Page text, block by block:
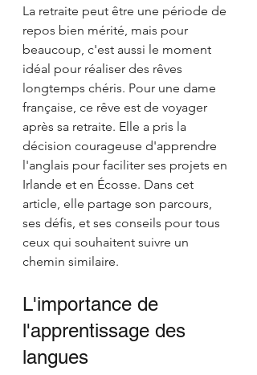
La retraite peut être une période de
repos bien mérité, mais pour
beaucoup, c'est aussi le moment
idéal pour réaliser des rêves
longtemps chéris. Pour une dame
française, ce rêve est de voyager
après sa retraite. Elle a pris la
décision courageuse d'apprendre
l'anglais pour faciliter ses projets en
Irlande et en Écosse. Dans cet
article, elle partage son parcours,
ses défis, et ses conseils pour tous
ceux qui souhaitent suivre un
chemin similaire.
L'importance de
l'apprentissage des
langues